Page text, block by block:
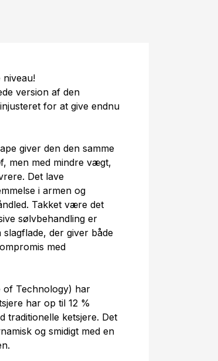
version af den
for at give endnu
giver den den samme
men med mindre vægt,
Det lave
i armen og
Takket være det
sølvbehandling er
der giver både
med
of Technology) har
har op til 12 %
traditionelle ketsjere. Det
og smidigt med en